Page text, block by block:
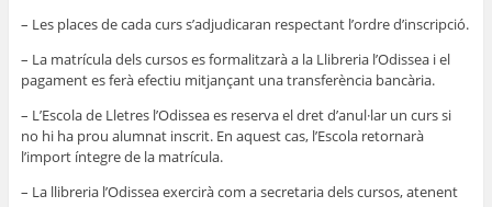
– Les places de cada curs s’adjudicaran respectant l’ordre d’inscripció.
– La matrícula dels cursos es formalitzarà a la Llibreria l’Odissea i el
pagament es ferà efectiu mitjançant una transferència bancària.
– L’Escola de Lletres l’Odissea es reserva el dret d’anul·lar un curs si
no hi ha prou alumnat inscrit. En aquest cas, l’Escola retornarà
l’import íntegre de la matrícula.
– La llibreria l’Odissea exercirà com a secretaria dels cursos, atenent